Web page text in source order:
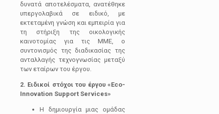
δυνατά αποτελέσματα, ανατέθηκε
υπεργολαβικά σε ειδικό, με
εκτεταμένη γνώση και εμπειρία για
τη στήριξη της οικολογικής
καινοτομίας για τις ΜΜΕ, ο
συντονισμός της διαδικασίας της
ανταλλαγής τεχνογνωσίας μεταξύ
των εταίρων του έργου.
2. Ειδικοί στόχοι του έργου«Eco-
Innovation Support Services»
Η δημιουργία μιας ομάδας